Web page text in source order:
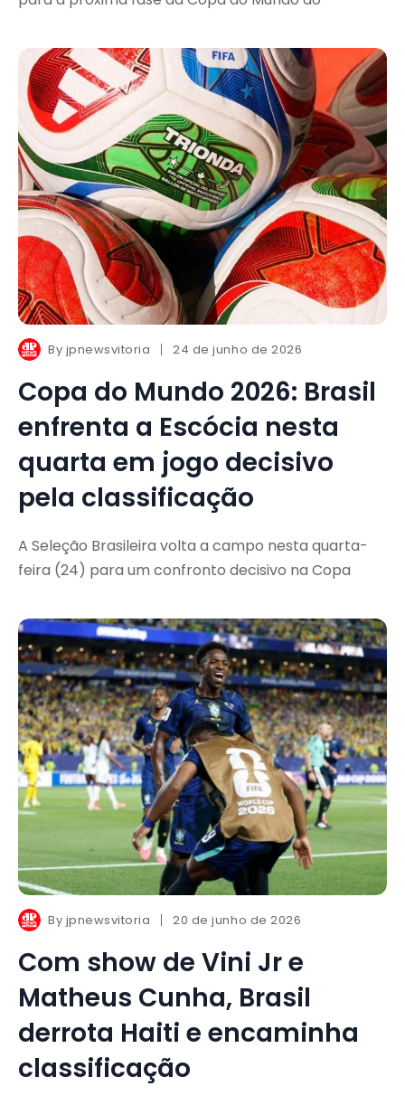
By jpnewsvitoria 24 de junho de 2026
Copa do Mundo 2026: Brasil
enfrenta a Escócia nesta
quarta em jogo decisivo
pela classificação
A Seleção Brasileira volta a campo nesta quarta-
feira (24) para um confronto decisivo na Copa
By jpnewsvitoria 20 de junho de 2026
Com show de Vini Jr e
Matheus Cunha, Brasil
derrota Haiti e encaminha
classificação